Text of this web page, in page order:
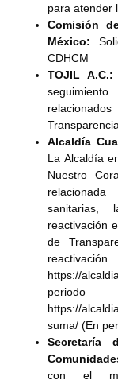
para atender
Comisión
México:
CDHCM
TOJIL A.C.:
Alcaldía
La Alcaldía
Nuestro
sanitarias,
reactivación
de
https://
https://
suma/ (En
Secretaría
con el